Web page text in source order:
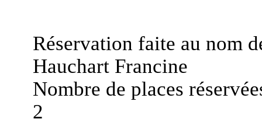
Réservation faite au nom
Hauchart Francine
Nombre de places
2